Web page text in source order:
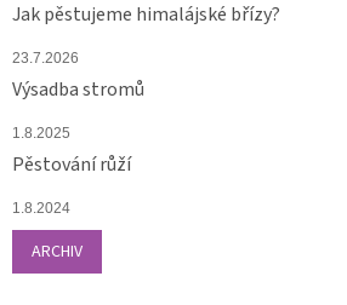
Jak pěstujeme himalájské břízy?
23.7.2026
Výsadba stromů
1.8.2025
Pěstování růží
1.8.2024
ARCHIV